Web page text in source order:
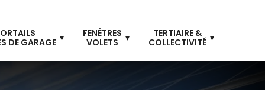
DE GARAGE
FENÊTRES
VOLETS
TERTIAIRE &
COLLECTIVITÉ